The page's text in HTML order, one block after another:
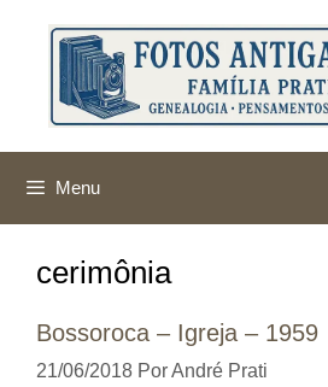
conteúdo
Menu
cerimônia
Bossoroca – Igreja – 1959
21/06/2018 PorAndré Prati